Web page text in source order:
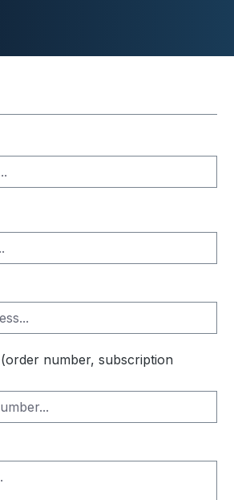
Duschwannen
Systeme
number, subscription